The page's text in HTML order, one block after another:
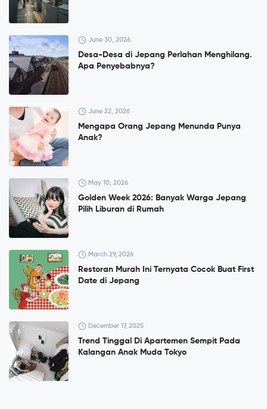
June 30, 2026
Desa-Desa di Jepang Perlahan Menghilang.
Apa Penyebabnya?
June 22, 2026
Mengapa Orang Jepang Menunda Punya
Anak?
May 10, 2026
Golden Week 2026: Banyak Warga Jepang
Pilih Liburan di Rumah
March 29, 2026
Restoran Murah Ini Ternyata Cocok Buat First
Date di Jepang
December 17, 2025
Trend Tinggal Di Apartemen Sempit Pada
Kalangan Anak Muda Tokyo